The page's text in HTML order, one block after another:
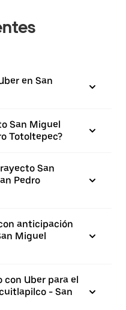
en San
San Miguel
Totoltepec?
San
Pedro
anticipación
Miguel
con Uber para el
- San